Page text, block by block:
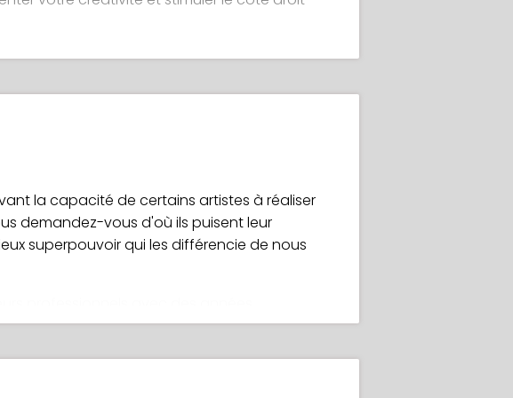
et abstraites pour dessiner des
améliorer l'esthétique de vos personnages
la capacité de certains artistes à réaliser
demandez-vous d'où ils puisent leur
superpouvoir qui les différencie de nous
professionnels avec des années
d'inspiration. La différence entre eux et le